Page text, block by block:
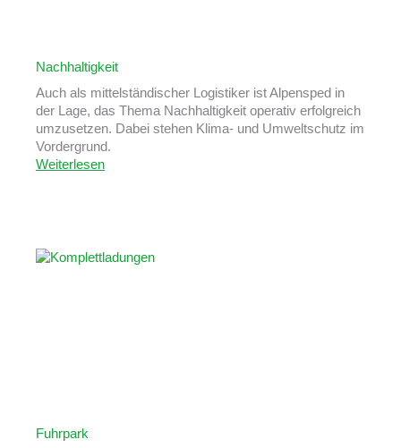
Nachhaltigkeit
Auch als mittelständischer Logistiker ist Alpensped in
der Lage, das Thema Nachhaltigkeit operativ erfolgreich
umzusetzen. Dabei stehen Klima- und Umweltschutz im
Vordergrund.
Weiterlesen
Fuhrpark